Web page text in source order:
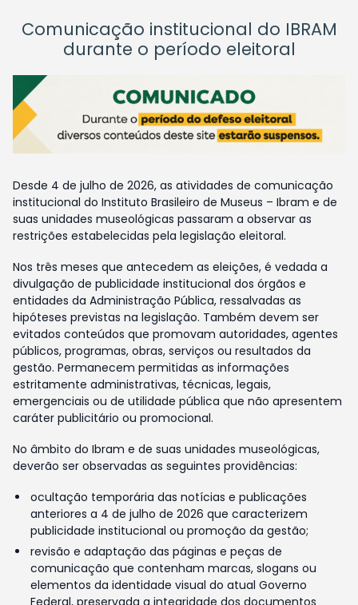
Comunicação institucional do IBRAM
durante o período eleitoral
Desde 4 de julho de 2026, as atividades de comunicação
institucional do Instituto Brasileiro de Museus – Ibram e de
suas unidades museológicas passaram a observar as
restrições estabelecidas pela legislação eleitoral.
Nos três meses que antecedem as eleições, é vedada a
divulgação de publicidade institucional dos órgãos e
entidades da Administração Pública, ressalvadas as
hipóteses previstas na legislação. Também devem ser
evitados conteúdos que promovam autoridades, agentes
públicos, programas, obras, serviços ou resultados da
gestão. Permanecem permitidas as informações
estritamente administrativas, técnicas, legais,
emergenciais ou de utilidade pública que não apresentem
caráter publicitário ou promocional.
No âmbito do Ibram e de suas unidades museológicas,
deverão ser observadas as seguintes providências:
ocultação temporária das notícias e publicações
anteriores a 4 de julho de 2026 que caracterizem
publicidade institucional ou promoção da gestão;
revisão e adaptação das páginas e peças de
comunicação que contenham marcas, slogans ou
elementos da identidade visual do atual Governo